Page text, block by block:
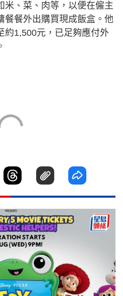
米、菜、肉等，以便在僱主
餐餐外出購買現成飯盒。他
約1,500元，已足夠應付外